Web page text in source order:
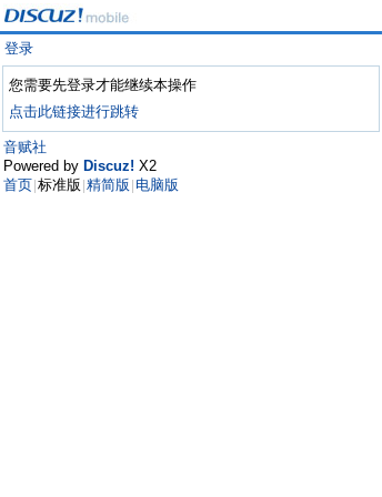
登录
您需要先登录才能继续本操作
点击此链接进行跳转
音赋社
Powered by Discuz! X2
首页 标准版 精简版 电脑版